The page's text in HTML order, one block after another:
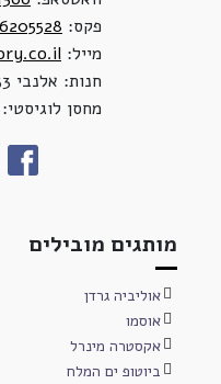
פקס:
מייל:
חנות: אלנבי 33 תל אביב
מחסן לוגיסטי:
מותגים מובילים
אוליביה גרדן
אוסמו
אקסטרה מינרל
ביוטופ ים המלח